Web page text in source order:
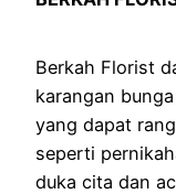
Berkah Florist
karangan
yang dapat
seperti
duka cita dan